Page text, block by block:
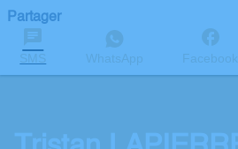
Partager
SMS WhatsApp Facebook